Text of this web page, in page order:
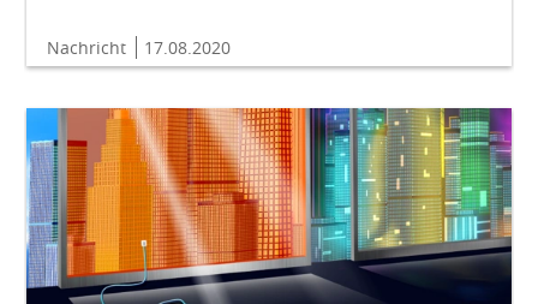
Nachricht 17.08.2020